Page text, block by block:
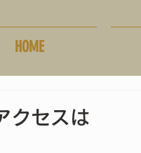
HOME
クセスは